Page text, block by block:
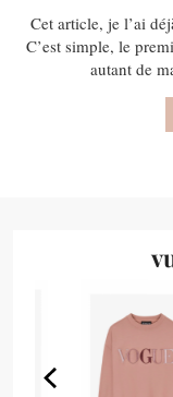
Cet article, je l’ai
C’est simple, le
autant de